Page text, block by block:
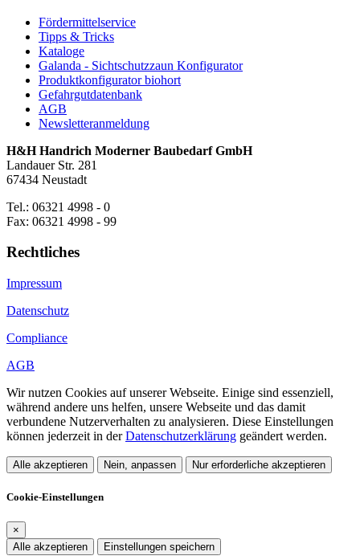
Fördermittelservice
Tipps & Tricks
Kataloge
Galanda - Sichtschutzzaun Konfigurator
Produktkonfigurator biohort
Gefahrgutdatenbank
AGB
Newsletteranmeldung
H&H Handrich Moderner Baubedarf GmbH
Landauer Str. 281
67434 Neustadt
Tel.: 06321 4998 - 0
Fax: 06321 4998 - 99
Rechtliches
Impressum
Datenschutz
Compliance
AGB
Wir nutzen Cookies auf unserer Webseite. Einige sind essenziell,
während andere uns helfen, unsere Webseite und das damit
verbundene Nutzerverhalten zu analysieren. Diese Einstellungen
können jederzeit in derDatenschutzerklärung geändert werden.
Alle akzeptieren Nein, anpassen Nur erforderliche akzeptieren
Cookie-Einstellungen
×
Alle akzeptieren
Einstellungen speichern